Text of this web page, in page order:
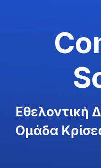
Εθελοντική
Ομάδα